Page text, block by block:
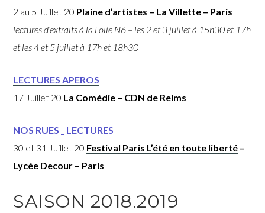
2 au 5 Juillet 20 Plaine d’artistes – La Villette – Paris
lectures d’extraits à la Folie N6 – les 2 et 3 juillet à 15h30 et 17h
et les 4 et 5 juillet à 17h et 18h30
LECTURES APEROS
17 Juillet 20 La Comédie – CDN de Reims
NOS RUES _ LECTURES
30 et 31 Juillet 20 Festival Paris L’été en toute liberté –
Lycée Decour – Paris
SAISON 2018.2019